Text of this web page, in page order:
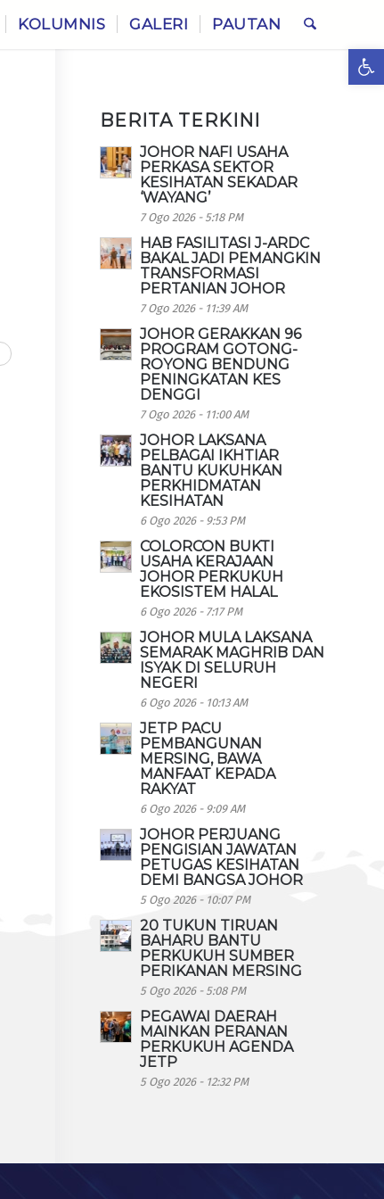
KOLUMNIS GALERI PAUTAN
BERITA TERKINI
JOHOR NAFI USAHA
PERKASA SEKTOR
KESIHATAN SEKADAR
‘WAYANG’
7 Ogo 2026 - 5:18 PM
HAB FASILITASI J-ARDC
BAKAL JADI PEMANGKIN
TRANSFORMASI
PERTANIAN JOHOR
7 Ogo 2026 - 11:39 AM
JOHOR GERAKKAN 96
PROGRAM GOTONG-
ROYONG BENDUNG
PENINGKATAN KES
DENGGI
7 Ogo 2026 - 11:00 AM
JOHOR LAKSANA
PELBAGAI IKHTIAR
BANTU KUKUHKAN
PERKHIDMATAN
KESIHATAN
6 Ogo 2026 - 9:53 PM
COLORCON BUKTI
USAHA KERAJAAN
JOHOR PERKUKUH
EKOSISTEM HALAL
6 Ogo 2026 - 7:17 PM
JOHOR MULA LAKSANA
SEMARAK MAGHRIB DAN
ISYAK DI SELURUH
NEGERI
6 Ogo 2026 - 10:13 AM
JETP PACU
PEMBANGUNAN
MERSING, BAWA
MANFAAT KEPADA
RAKYAT
6 Ogo 2026 - 9:09 AM
JOHOR PERJUANG
PENGISIAN JAWATAN
PETUGAS KESIHATAN
DEMI BANGSA JOHOR
5 Ogo 2026 - 10:07 PM
20 TUKUN TIRUAN
BAHARU BANTU
PERKUKUH SUMBER
PERIKANAN MERSING
5 Ogo 2026 - 5:08 PM
PEGAWAI DAERAH
MAINKAN PERANAN
PERKUKUH AGENDA
JETP
5 Ogo 2026 - 12:32 PM